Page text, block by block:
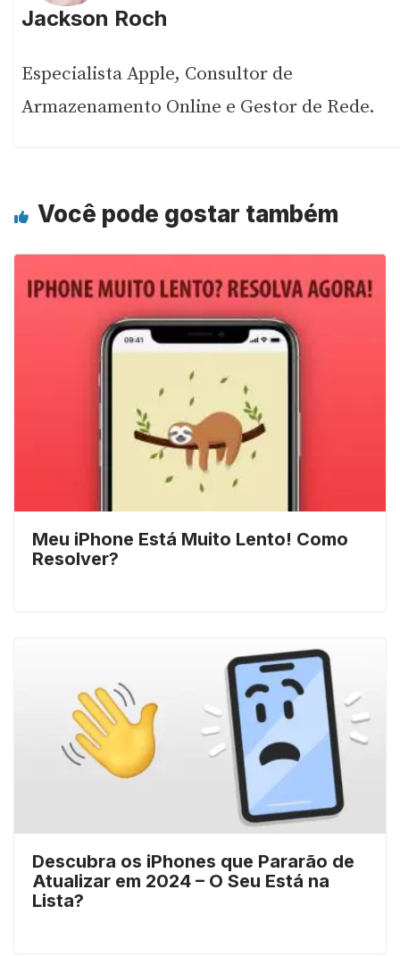
Jackson Roch
Especialista Apple, Consultor de
Armazenamento Online e Gestor de Rede.
Você pode gostar também
Meu iPhone Está Muito Lento! Como
Resolver?
Descubra os iPhones que Pararão de
Atualizar em 2024 – O Seu Está na
Lista?